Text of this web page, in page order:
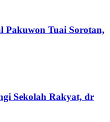
Pakuwon Tuai Sorotan,
Sekolah Rakyat, dr